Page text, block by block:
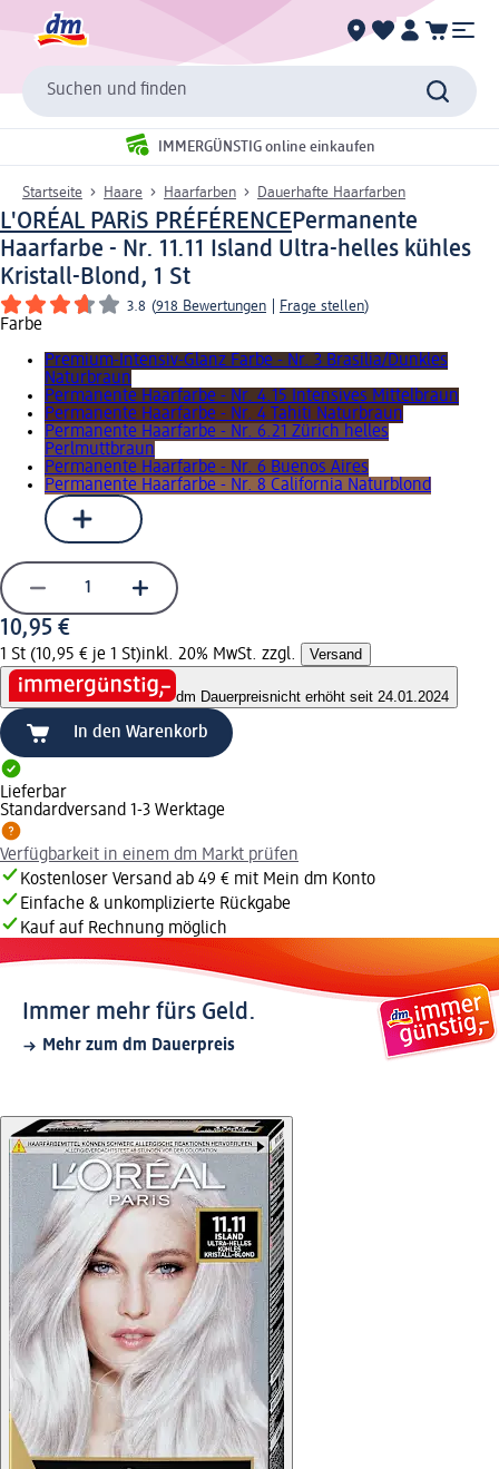
Suchen und finden
IMMERGÜNSTIG online einkaufen
Startseite Haare Haarfarben Dauerhafte Haarfarben
L'ORÉAL PARiS PRÉFÉRENCEPermanente
Haarfarbe - Nr. 11.11 Island Ultra-helles kühles
Kristall-Blond, 1 St
3.8 (918 Bewertungen Frage stellen)
Farbe
Premium-Intensiv-Glanz Farbe - Nr. 3 Brasilia/Dunkles
Naturbraun
Permanente Haarfarbe - Nr. 4.15 Intensives Mittelbraun
Permanente Haarfarbe - Nr. 4 Tahiti Naturbraun
Permanente Haarfarbe - Nr. 6.21 Zürich helles
Perlmuttbraun
Permanente Haarfarbe - Nr. 6 Buenos Aires
Permanente Haarfarbe - Nr. 8 California Naturblond
10,95 €
1 St (10,95 € je 1 St)inkl. 20% MwSt. zzgl. Versand
dm Dauerpreisnicht erhöht seit 24.01.2024
In den Warenkorb
Lieferbar
Standardversand 1-3 Werktage
Verfügbarkeit in einem dm Markt prüfen
Kostenloser Versand ab 49 € mit Mein dm Konto
Einfache & unkomplizierte Rückgabe
Kauf auf Rechnung möglich
Immer mehr fürs Geld.
Mehr zum dm Dauerpreis